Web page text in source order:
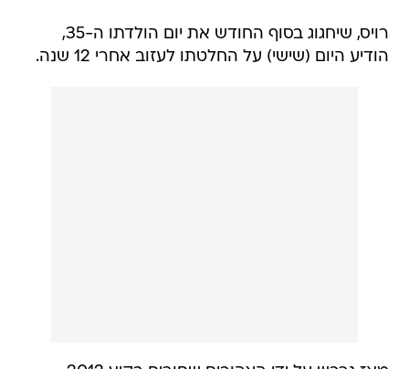
רויס, שיחגוג בסוף החודש את יום הולדתו ה-35,
הודיע היום (שישי) על החלטתו לעזוב אחרי 12 שנה.